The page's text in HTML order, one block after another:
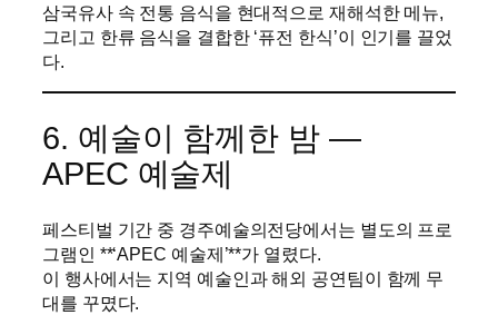
삼국유사 속 전통 음식을 현대적으로 재해석한 메뉴,
그리고 한류 음식을 결합한 ‘퓨전 한식’이 인기를 끌었
다.
6. 예술이 함께한 밤 ―
APEC 예술제
페스티벌 기간 중 경주예술의전당에서는 별도의 프로
그램인 **‘APEC 예술제’**가 열렸다.
이 행사에서는 지역 예술인과 해외 공연팀이 함께 무
대를 꾸몄다.